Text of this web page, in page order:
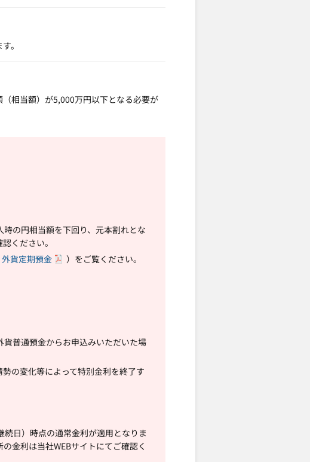
。
相当額）が5,000万円以下となる必要が
の円相当額を下回り、元本割れとな
ください。
外貨定期預金
）をご覧ください。
普通預金からお申込みいただいた場
の変化等によって特別金利を終了す
日）時点の通常金利が適用となりま
金利は当社WEBサイトにてご確認く